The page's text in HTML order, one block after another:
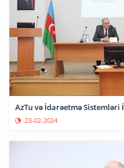
AzTu və İdarəetmə
23-02-2024